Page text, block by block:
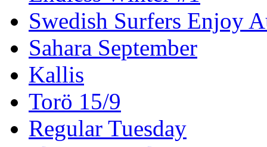
Swedish Surfers Enjoy
Sahara September
Kallis
Torö 15/9
Regular Tuesday